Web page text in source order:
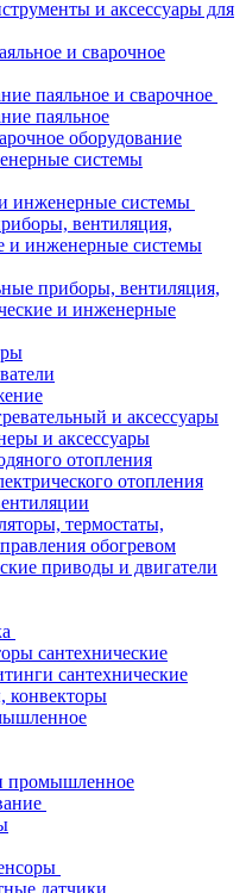
и аксессуары для
и сварочное
паяльное и сварочное
паяльное
оборудование
системы
инженерные системы
вентиляция,
и инженерные системы
приборы, вентиляция,
и инженерные
и аксессуары
и аксессуары
отопления
отопления
термостаты,
обогревом
приводы и двигатели
сантехнические
сантехнические
конвекторы
промышленное
датчики